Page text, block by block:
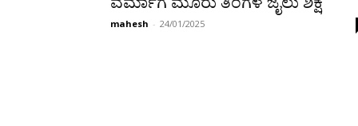
mahesh - 24/01/2025